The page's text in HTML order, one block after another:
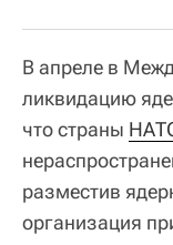
В апреле в
ликвидацию
что страны
разместив
организация